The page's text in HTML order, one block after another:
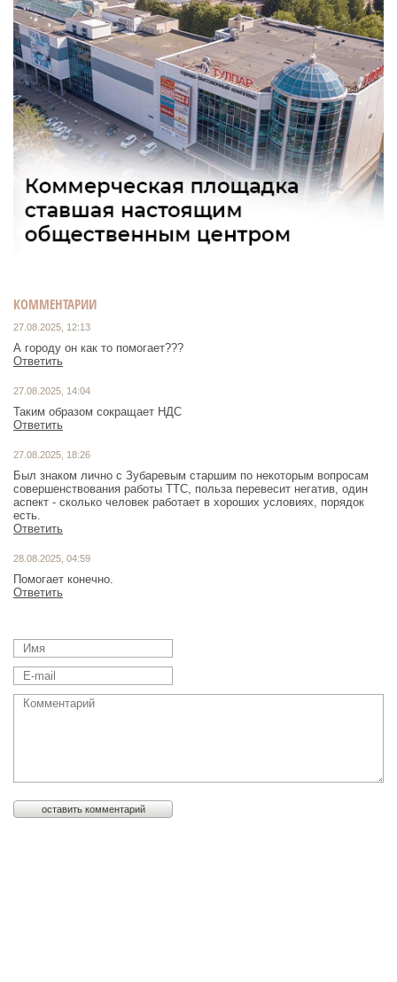
КОММЕНТАРИИ
27.08.2025, 12:13
А городу он как то помогает???
Ответить
27.08.2025, 14:04
Таким образом сокращает НДС
Ответить
27.08.2025, 18:26
Был знаком лично с Зубаревым старшим по некоторым вопросам
совершенствования работы ТТС, польза перевесит негатив, один
аспект - сколько человек работает в хороших условиях, порядок
есть.
Ответить
28.08.2025, 04:59
Помогает конечно.
Ответить